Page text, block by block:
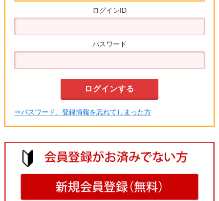
ログインID
パスワード
⇒パスワード、登録情報を忘れてしまった方